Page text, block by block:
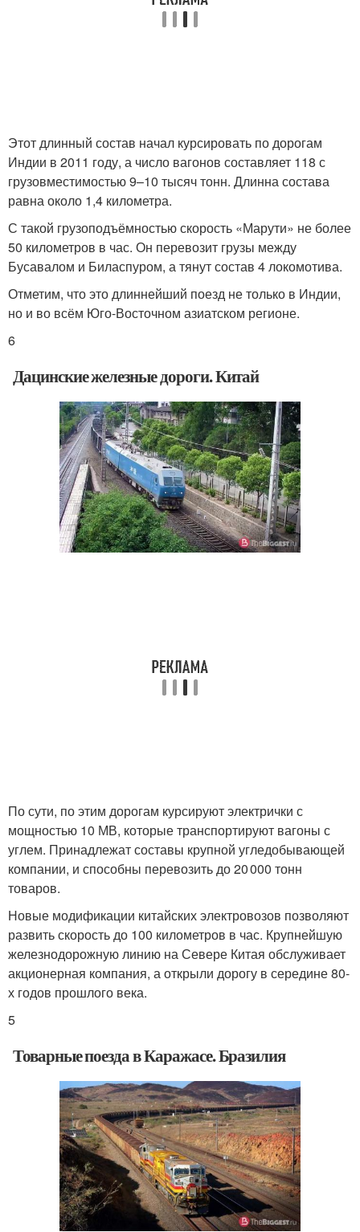
Этот длинный состав начал курсировать по дорогам
Индии в 2011 году, а число вагонов составляет 118 с
грузовместимостью 9–10 тысяч тонн. Длинна состава
равна около 1,4 километра.
С такой грузоподъёмностью скорость «Марути» не более
50 километров в час. Он перевозит грузы между
Бусавалом и Биласпуром, а тянут состав 4 локомотива.
Отметим, что это длиннейший поезд не только в Индии,
но и во всём Юго-Восточном азиатском регионе.
6
Дацинские железные дороги. Китай
По сути, по этим дорогам курсируют электрички с
мощностью 10 МВ, которые транспортируют вагоны с
углем. Принадлежат составы крупной угледобывающей
компании, и способны перевозить до 20 000 тонн
товаров.
Новые модификации китайских электровозов позволяют
развить скорость до 100 километров в час. Крупнейшую
железнодорожную линию на Севере Китая обслуживает
акционерная компания, а открыли дорогу в середине 80-
х годов прошлого века.
5
Товарные поезда в Каражасе. Бразилия